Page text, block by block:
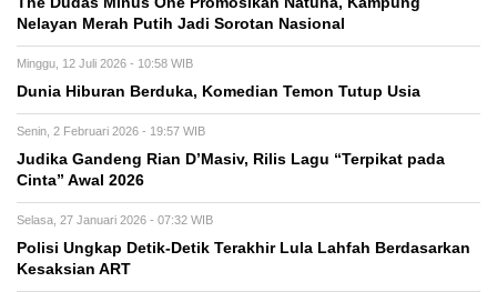
Nelayan Merah Putih Jadi Sorotan Nasional
Minggu, 12 Juli 2026 - 10:58 WIB
Dunia Hiburan Berduka, Komedian Temon Tutup Usia
Senin, 2 Februari 2026 - 19:57 WIB
Judika Gandeng Rian D’Masiv, Rilis Lagu “Terpikat pada
Cinta” Awal 2026
Selasa, 27 Januari 2026 - 07:32 WIB
Polisi Ungkap Detik-Detik Terakhir Lula Lahfah Berdasarkan
Kesaksian ART